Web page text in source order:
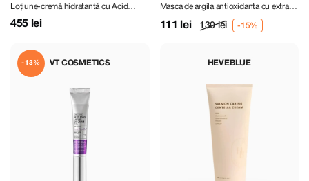
Soothing Moisturizer 100 ml
Loțiune-cremă hidratantă cu Acid
Azelaic 3%
455 lei
Off Pack 30 g
Masca de argila antioxidanta cu extract
111 lei 130 lei
VT COSMETICS
-13% HEVEBLUE